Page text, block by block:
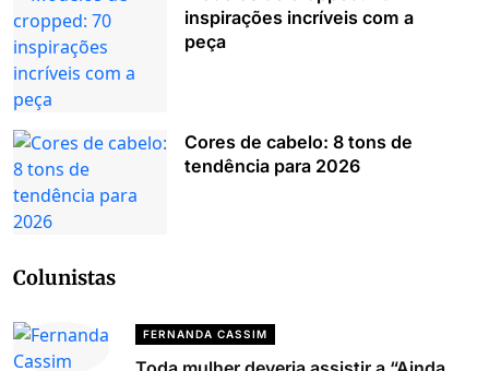
inspirações incríveis com a
peça
Cores de cabelo: 8 tons de
tendência para 2026
Colunistas
FERNANDA CASSIM